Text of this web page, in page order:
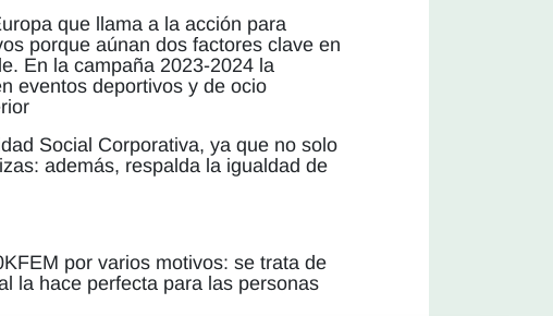
que llama a la acción para
porque aúnan dos factores clave en
En la campaña 2023-2024 la
eventos deportivos y de ocio
Social Corporativa, ya que no solo
además, respalda la igualdad de
por varios motivos: se trata de
la hace perfecta para las personas